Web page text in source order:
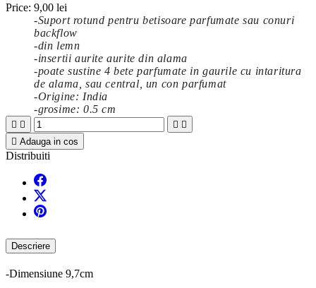
Price: 9,00 lei
-Suport rotund pentru betisoare parfumate sau conuri
backflow
-din lemn
-insertii aurite aurite din alama
-poate sustine 4 bete parfumate in gaurile cu intaritura
de alama, sau central, un con parfumat
-Origine: India
-grosime: 0.5 cm
   
 Adauga in cos
Distribuiti
Descriere
-Dimensiune 9,7cm